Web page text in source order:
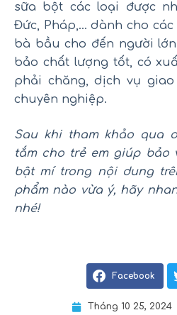
sữa bột các loại được
Đức, Pháp,… dành cho
bà bầu cho đến người
bảo chất lượng tốt, có
phải chăng, dịch vụ
chuyên nghiệp.
Sau khi tham khảo qua
tắm cho trẻ em giúp bảo
bật mí trong nội dung
phẩm nào vừa ý, hãy
nhé!
Facebook
Tháng 10 25, 2024